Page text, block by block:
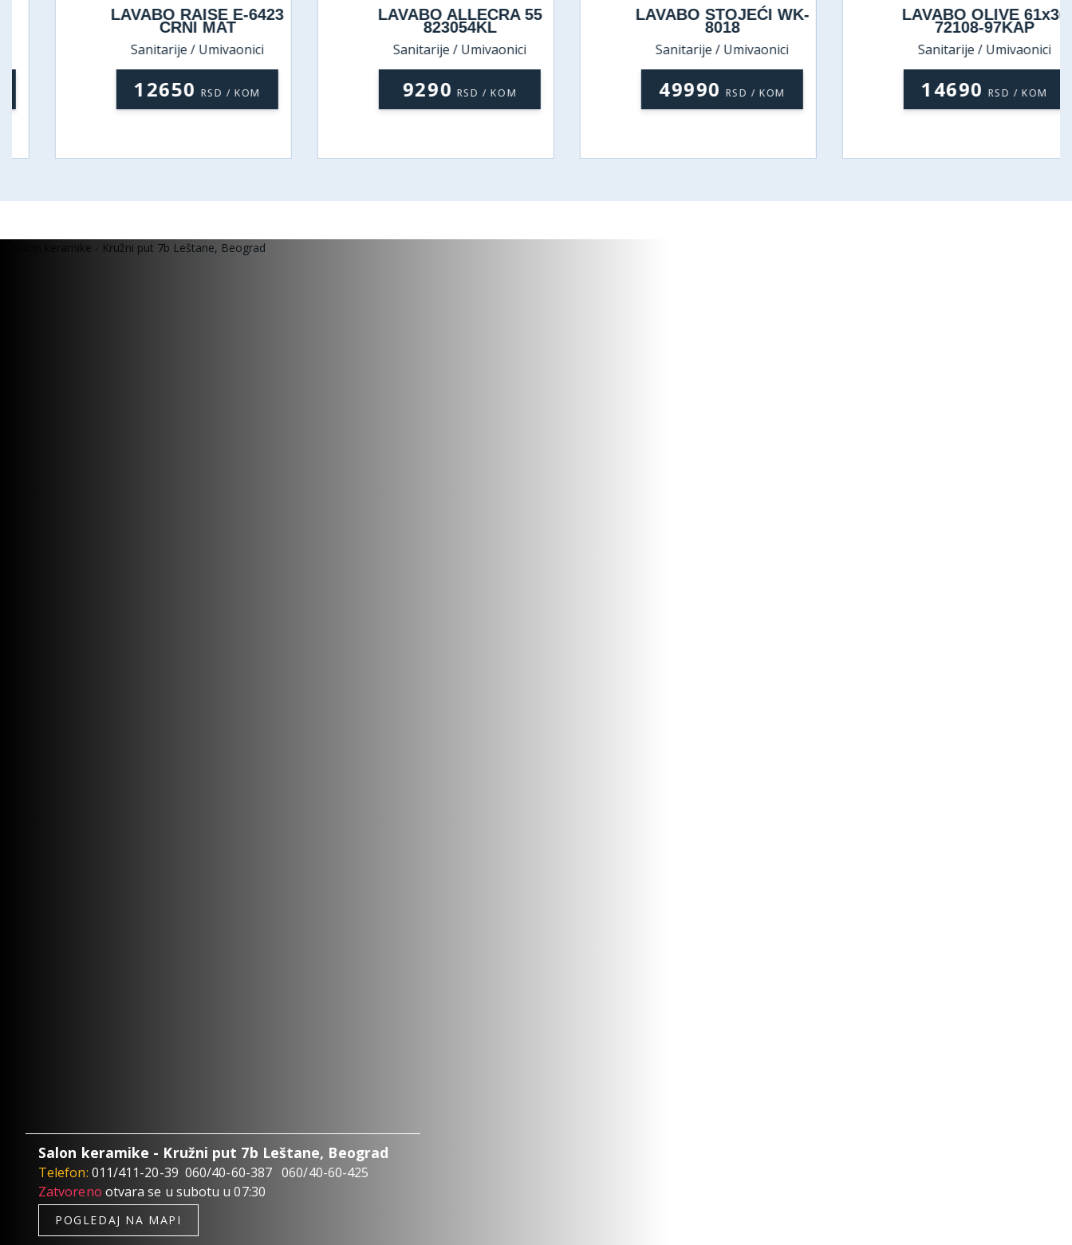
LAVABO RAISE E-6423
CRNI MAT
Sanitarije / Umivaonici
12650 RSD / KOM
LAVABO ALLECRA 55
823054KL
Sanitarije / Umivaonici
9290 RSD / KOM
LAVABO STOJEĆI WK-
8018
Sanitarije / Umivaonici
49990 RSD / KOM
LAVABO OLIVE 61x36
72108-97KAP
Sanitarije / Umivaonici
14690 RSD / KOM
Salon keramike - Kružni put 7b Leštane, Beograd
Telefon: 011/411-20-39 060/40-60-387 060/40-60-425
Zatvoreno otvara se u subotu u 07:30
POGLEDAJ NA MAPI